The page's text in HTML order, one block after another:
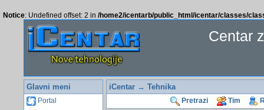
Notice: Undefined offset: 2 in /home2/icentarb/public_html/icentar/classes/
Centar
Glavni meni
Portal
iCentar→ Tehnika
Pretrazi Tim